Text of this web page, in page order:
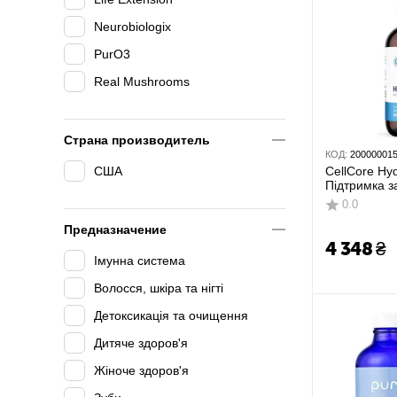
КОД:
CellCore
Підтримка
організмі 59
0.0
4 348₴
Neurobiologix
PurO3
Real Mushrooms
Страна производитель
США
Предназначение
Імунна система
Волосся, шкіра та нігті
Детоксикація та очищення
Дитяче здоров'я
Жіноче здоров'я